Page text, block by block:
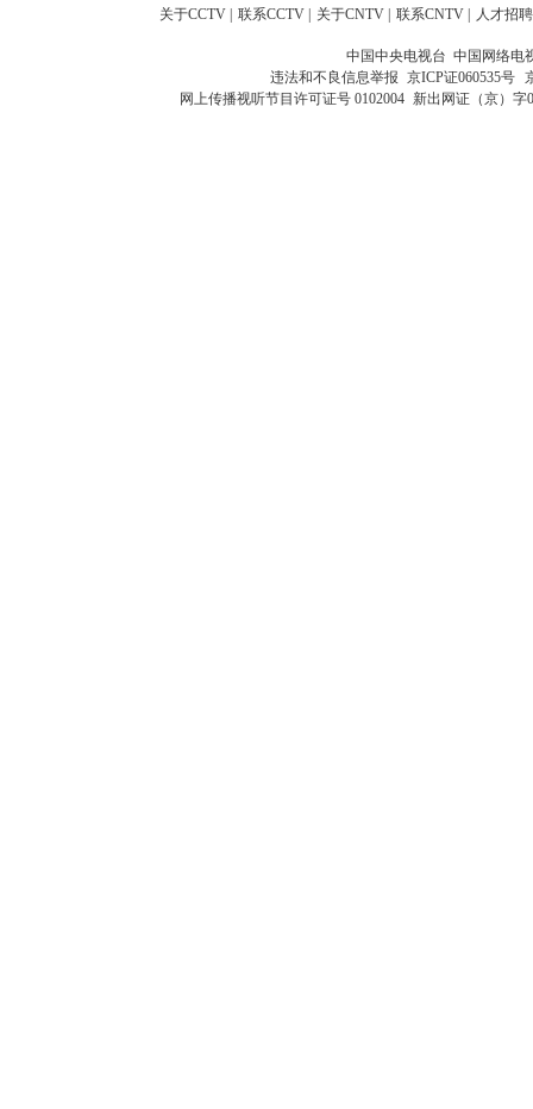
关于CCTV | 联系CCTV | 关于CNTV | 联系CNTV | 人才招聘
中国中央电视台 中国网络电
违法和不良信息举报 京ICP证060535号
网上传播视听节目许可证号 0102004 新出网证（京）